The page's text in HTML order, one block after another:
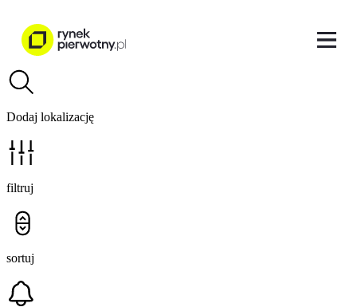
Dodaj lokalizację
filtruj
sortuj